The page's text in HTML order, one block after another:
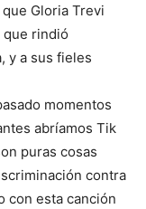
Gloria Trevi
rindió
y a sus fieles
momentos
abríamos Tik
puras cosas
contra
con esta canción